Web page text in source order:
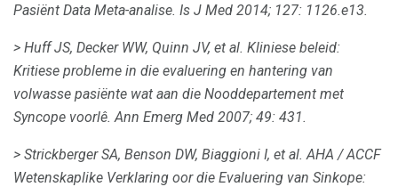
Pasiënt Data Meta-analise. Is J Med 2014; 127: 1126.e13.
> Huff JS, Decker WW, Quinn JV, et al. Kliniese beleid:
Kritiese probleme in die evaluering en hantering van
volwasse pasiënte wat aan die Nooddepartement met
Syncope voorlê. Ann Emerg Med 2007; 49: 431.
> Strickberger SA, Benson DW, Biaggioni I, et al. AHA / ACCF
Wetenskaplike Verklaring oor die Evaluering van Sinkope: